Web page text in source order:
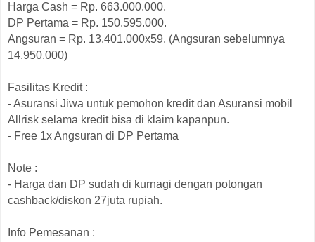
Harga Cash = Rp. 663.000.000.
DP Pertama = Rp. 150.595.000.
Angsuran = Rp. 13.401.000x59. (Angsuran sebelumnya
14.950.000)
Fasilitas Kredit :
- Asuransi Jiwa untuk pemohon kredit dan Asuransi mobil
Allrisk selama kredit bisa di klaim kapanpun.
- Free 1x Angsuran di DP Pertama
Note :
- Harga dan DP sudah di kurnagi dengan potongan
cashback/diskon 27juta rupiah.
Info Pemesanan :